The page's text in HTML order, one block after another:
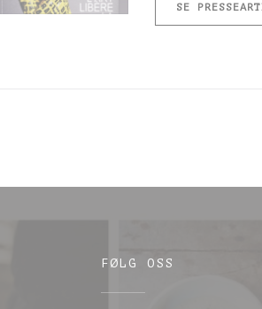
SE
FØLG OSS